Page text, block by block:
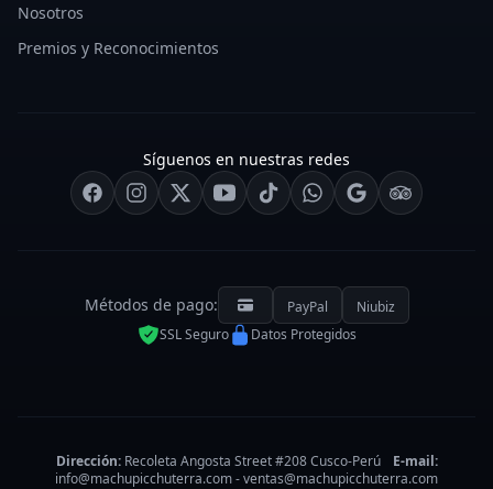
Nosotros
Premios y Reconocimientos
Síguenos en nuestras redes
Métodos de pago: PayPal
Niubiz
SSL Seguro
Datos Protegidos
Dirección:Recoleta Angosta Street #208 Cusco-Perú
E-mail:
info@machupicchuterra.com-ventas@machupicchuterra.com